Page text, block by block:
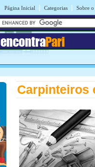
Página Inicial | Categorias | Sobre o
encontraPari
Carpinteiros